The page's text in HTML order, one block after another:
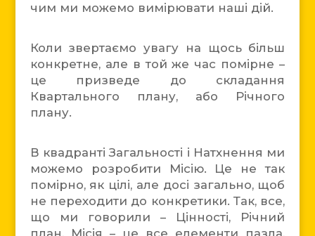
чим ми можемо вимірювати наші дій.
Коли звертаємо увагу на щось більш
конкретне, але в той же час помірне –
це призведе до складання
Квартального плану, або Річного
плану.
В квадранті Загальності і Натхнення ми
можемо розробити Місію. Це не так
помірно, як цілі, але досі загально, щоб
не переходити до конкретики. Так, все,
що ми говорили – Цінності, Річний
план, Місія – це все елементи пазла,